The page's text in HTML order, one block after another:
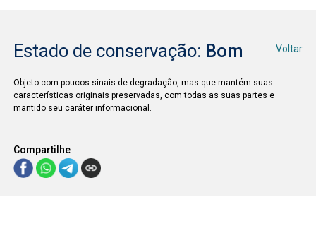
Estado de conservação: Bom Voltar
Objeto com poucos sinais de degradação, mas que mantém suas
características originais preservadas, com todas as suas partes e
mantido seu caráter informacional.
Compartilhe